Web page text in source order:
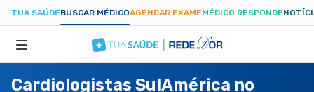
TUA SAÚDEBUSCAR MÉDICOAGENDAR EXAMEMÉDICO RESPONDE
ESPECIALIDADES
Cardiologistas SulAmérica no